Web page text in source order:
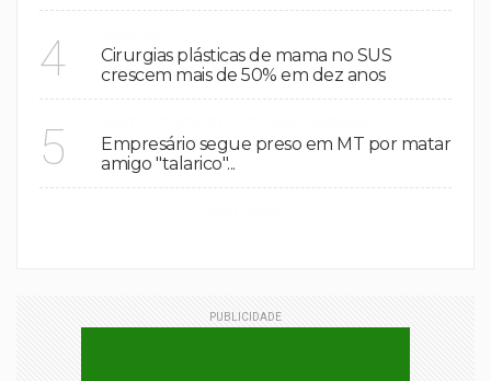
4
Cirurgias plásticas de mama no SUS
crescem mais de 50% em dez anos
5
Empresário segue preso em MT por matar
amigo "talarico"...
PUBLICIDADE